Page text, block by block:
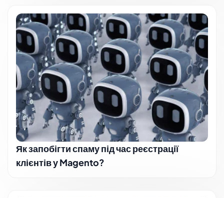
Як запобігти спаму під час реєстрації
клієнтів у Magento?